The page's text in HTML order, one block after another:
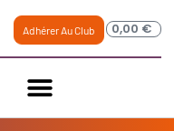
Adhérer Au Club 0,00 €